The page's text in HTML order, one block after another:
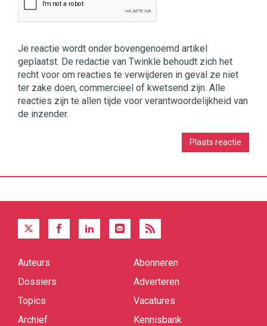
Je reactie wordt onder bovengenoemd artikel
geplaatst. De redactie van Twinkle behoudt zich het
recht voor om reacties te verwijderen in geval ze niet
ter zake doen, commercieel of kwetsend zijn. Alle
reacties zijn te allen tijde voor verantwoordelijkheid van
de inzender.
Quick
Auteurs
Dossiers
Topics
Archief
Abonneren
Adverteren
Vacatures
Kennisbank